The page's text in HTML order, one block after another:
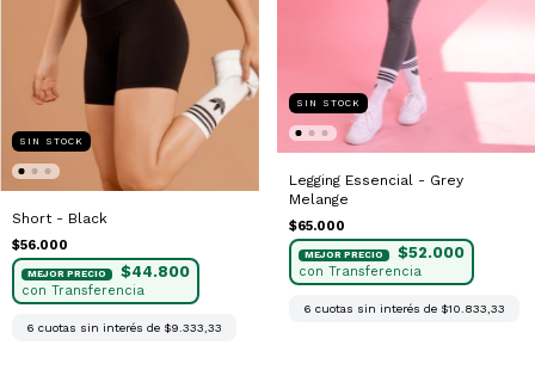
SIN STOCK
Short - Black
$56.000
$44.800
6 cuotas sin interés de $9.333,33
SIN STOCK
Legging Essencial - Grey
Melange
$65.000
$52.000
6 cuotas sin interés de $10.833,33